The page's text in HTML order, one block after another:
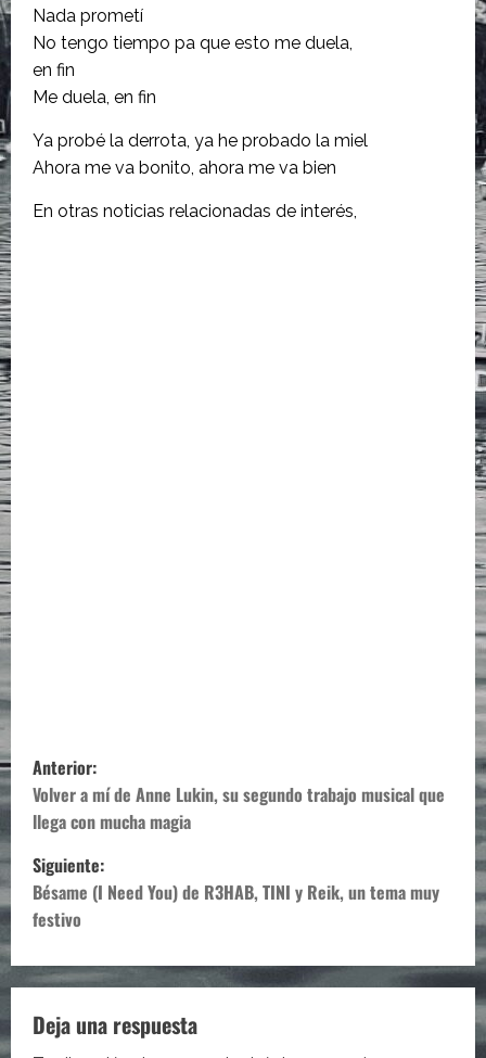
Nada prometí
No tengo tiempo pa que esto me duela,
en fin
Me duela, en fin
Ya probé la derrota, ya he probado la miel
Ahora me va bonito, ahora me va bien
En otras noticias relacionadas de interés,
N
a
v
e
g
a
c
Anterior:
Volver a mí de Anne Lukin, su segundo trabajo musical que
llega con mucha magia
Siguiente:
Bésame (I Need You) de R3HAB, TINI y Reik, un tema muy
festivo
Deja una respuesta